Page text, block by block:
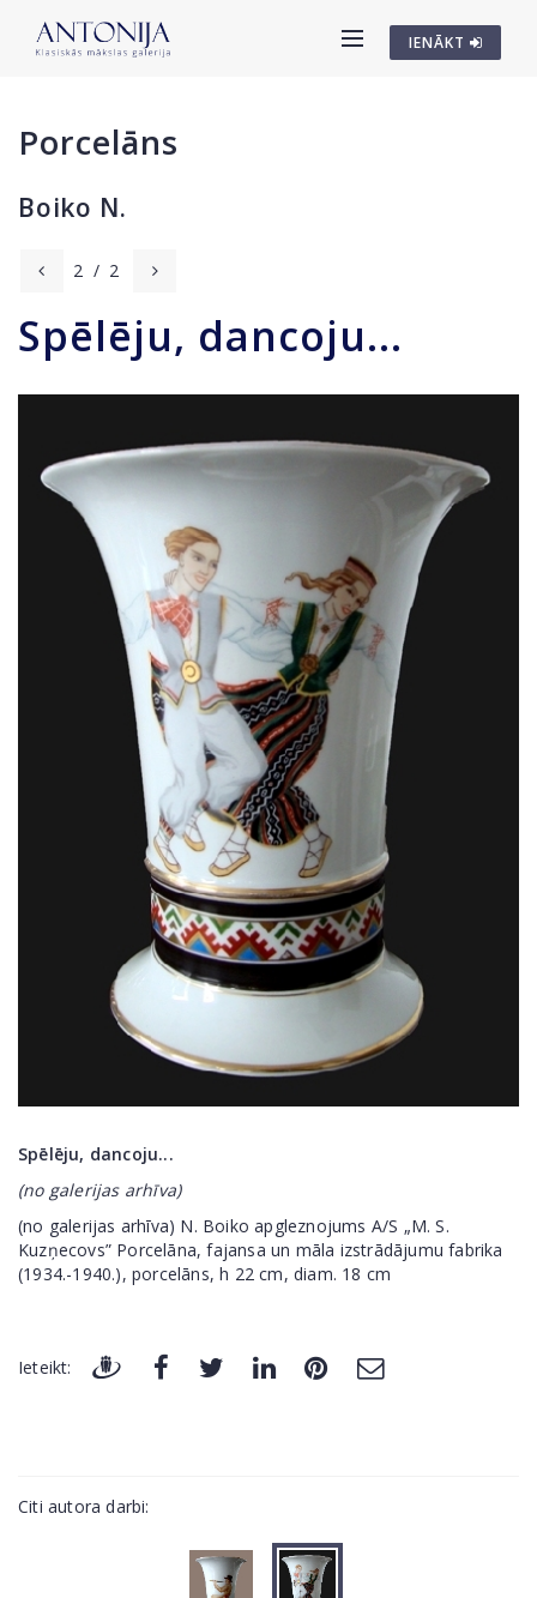
IENĀKT
Porcelāns
Boiko N.
2 / 2
Spēlēju, dancoju...
Spēlēju, dancoju...
(no galerijas arhīva)
(no galerijas arhīva) N. Boiko apgleznojums A/S „M. S.
Kuzņecovs” Porcelāna, fajansa un māla izstrādājumu fabrika
(1934.-1940.), porcelāns, h 22 cm, diam. 18 cm
Ieteikt:
Citi autora darbi: